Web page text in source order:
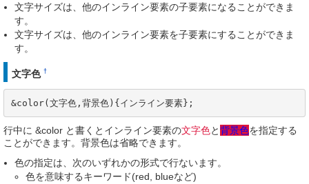
文字サイズは、他のインライン要素の子要素になることができま
す。
文字サイズは、他のインライン要素を子要素にすることができま
す。
文字色 †
&color(文字色,背景色){インライン要素};
行中に &color と書くとインライン要素の文字色と背景色を指定する
ことができます。背景色は省略できます。
色の指定は、次のいずれかの形式で行ないます。
色を意味するキーワード(red, blueなど)